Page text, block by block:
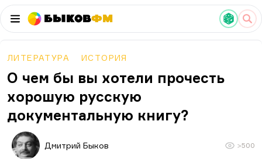
БыковФМ
ЛИТЕРАТУРА ИСТОРИЯ
О чем бы вы хотели прочесть
хорошую русскую
документальную книгу?
Дмитрий Быков >500